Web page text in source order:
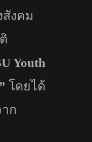
สังคม
Youth
โดยได้
ก